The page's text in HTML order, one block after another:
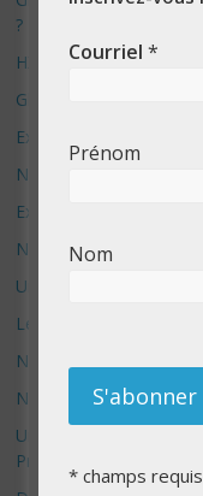
?
HX-2: L’ultime
Glaze – le système anti
Exploration No Code
Nouvelle aventure sur
Exposition Photo –
Nouveau site e-
Un nouveau site
Les boitiers Formuler
Nouveau site web –
Nouveau service de
Un nouveau type de
Price
Courriel *
Prénom
Nom
* champs requis